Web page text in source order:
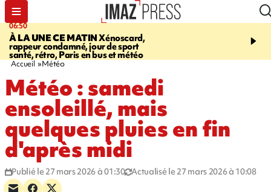
06:50
À LA UNE CE MATINXénoscard,
rappeur condamné, jour de sport
santé, rétro, Paris en bus et météo
08:53
JOUR
bouger,
Accueil Météo
Météo : samedi
ensoleillé, mais
quelques pluies en fin
d'après midi
Publié le 27 mars 2026 à 01:30 Actualisé le 27 mars 2026 à 10:08